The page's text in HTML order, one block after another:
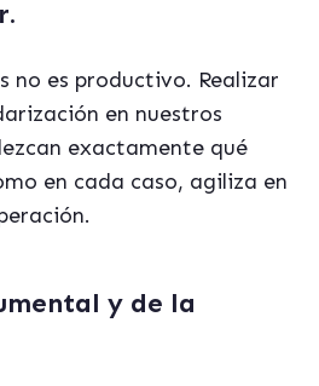
.
no es productivo. Realizar
en nuestros
exactamente qué
en cada caso, agiliza en
y de la